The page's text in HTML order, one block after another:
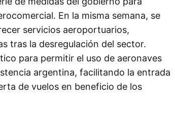
En la misma semana, se
servicios aeroportuarios,
tras la desregulación del sector.
para permitir el uso de aeronaves
argentina, facilitando la entrada
de vuelos en beneficio de los